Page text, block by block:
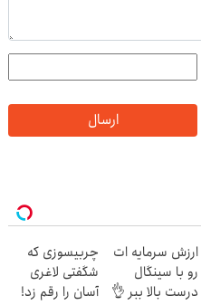
ارسال
ارزش سرمایه ات
رو با سینگال
درست بالا ببر 👌
چربیسوزی که
شگفتی لاغری
آسان را رقم زد!